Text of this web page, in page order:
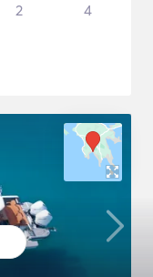
2 4